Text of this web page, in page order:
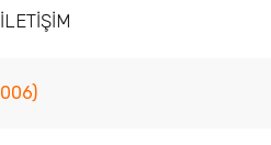
İLETİŞİM